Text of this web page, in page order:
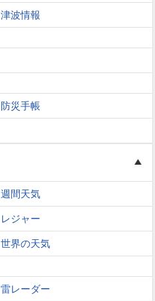
津波情報
防災手帳
週間天気
レジャー
世界の天気
雷レーダー